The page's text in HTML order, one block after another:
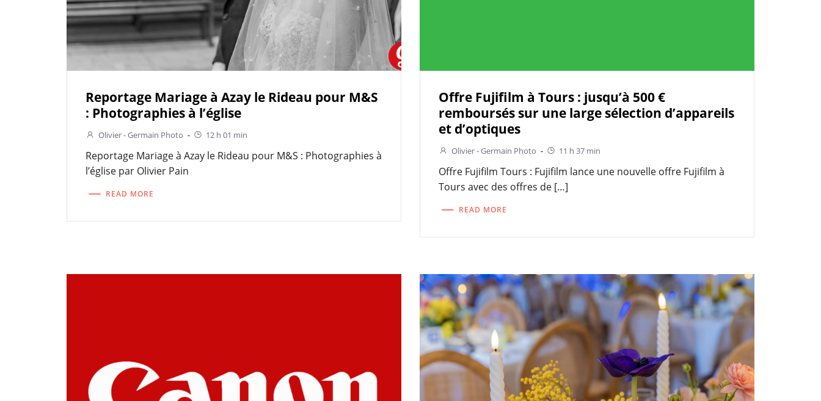
Reportage Mariage à Azay le Rideau pour M&S
: Photographies à l’église
Olivier - Germain Photo - 12 h 01 min
Reportage Mariage à Azay le Rideau pour M&S : Photographies à
l’église par Olivier Pain
READ MORE
Offre Fujifilm à Tours : jusqu’à 500 €
remboursés sur une large sélection d’appareils
et d’optiques
Olivier - Germain Photo - 11 h 37 min
Offre Fujifilm Tours : Fujifilm lance une nouvelle offre Fujifilm à
Tours avec des offres de […]
READ MORE